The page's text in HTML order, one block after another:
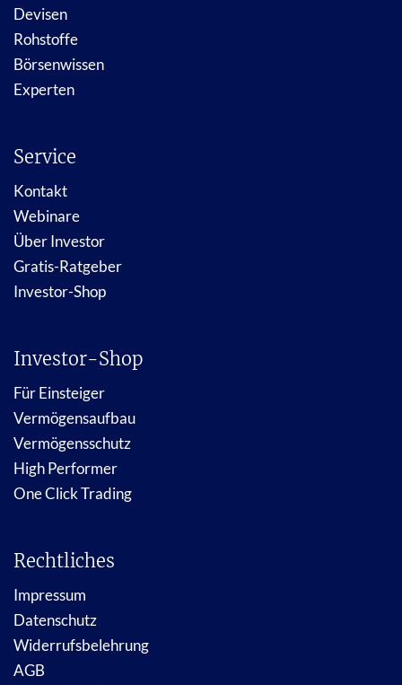
Devisen
Rohstoffe
Börsenwissen
Experten
Service
Kontakt
Webinare
Über Investor
Gratis-Ratgeber
Investor-Shop
Investor-Shop
Für Einsteiger
Vermögensaufbau
Vermögensschutz
High Performer
One Click Trading
Rechtliches
Impressum
Datenschutz
Widerrufsbelehrung
AGB